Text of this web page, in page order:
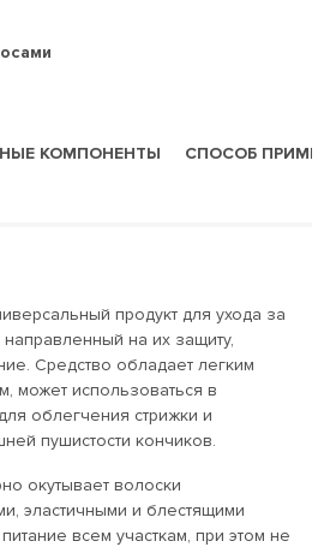
КОМПОНЕНТЫ СПОСОБ
продукт для ухода за
на их защиту,
Средство обладает легким
может использоваться в
облегчения стрижки и
пушистости кончиков.
окутывает волоски
эластичными и блестящими
всем участкам, при этом не